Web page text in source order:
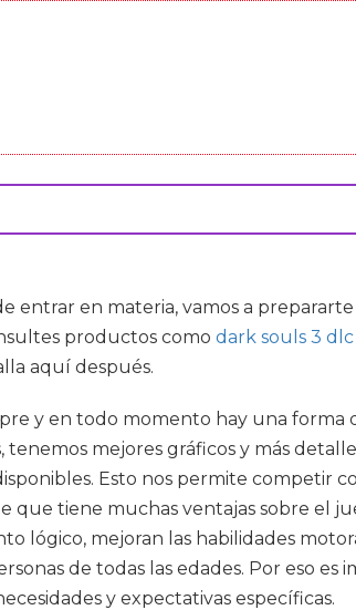
entrar en materia, vamos a
productos como dark souls 3 dlc
aquí después.
y en todo momento hay una forma
mejores gráficos y más
Esto nos permite competir
tiene muchas ventajas sobre el
lógico, mejoran las habilidades
de todas las edades. Por eso
y expectativas específicas.